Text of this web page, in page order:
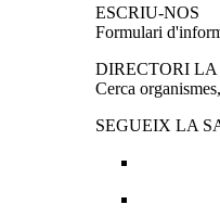
ESCRIU-NOS
Formulari
DIRECTORI
Cerca
SEGUEIX LA